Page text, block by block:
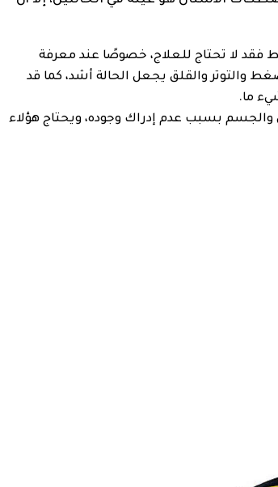
فقد لا تحتاج للعلاج، خصوصًا عند معرفة
والتوتر والقلق يجعل الحالة أشد، كما قد
ما.
والجسم بسبب عدم إدراك وجوده، ويحتاج هؤلاء